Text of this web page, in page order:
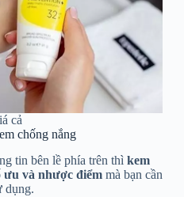
cả
chống nắng
tin bên lề phía trên thì kem
ưu và nhược điểm mà bạn cần
dụng.